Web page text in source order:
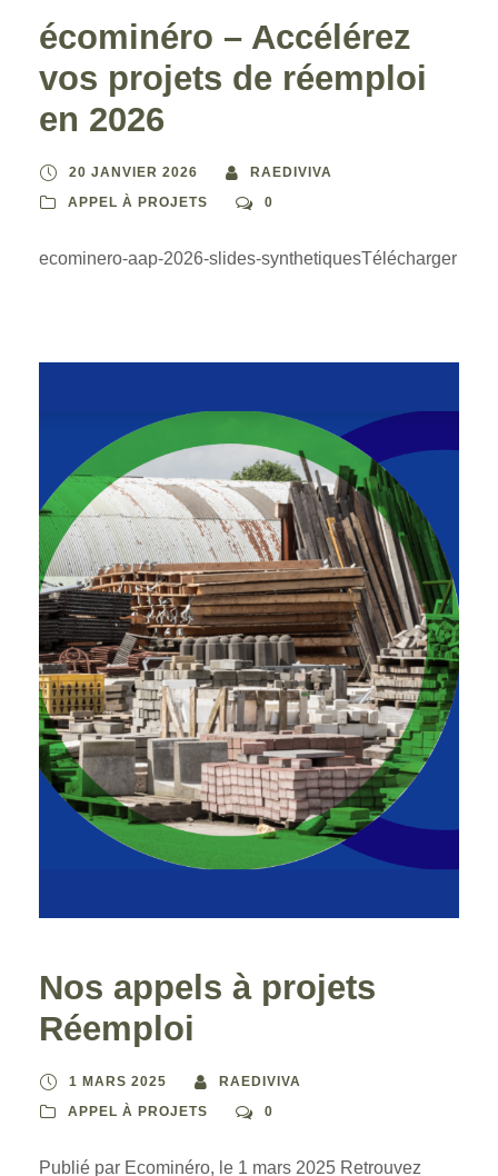
écominéro – Accélérez
vos projets de réemploi
en 2026
20 JANVIER 2026
RAEDIVIVA
APPEL À PROJETS
0
ecominero-aap-2026-slides-synthetiquesTélécharger
Nos appels à projets
Réemploi
1 MARS 2025
RAEDIVIVA
APPEL À PROJETS
0
Publié par Ecominéro, le 1 mars 2025 Retrouvez